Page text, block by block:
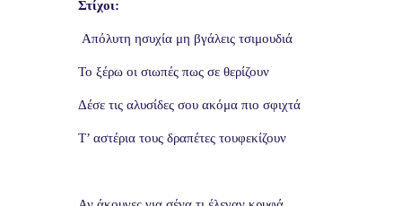
Στίχοι:
Απόλυτη ησυχία μη βγάλεις τσιμουδιά
Το ξέρω οι σιωπές πως σε θερίζουν
Δέσε τις αλυσίδες σου ακόμα πιο σφιχτά
Τ’ αστέρια τους δραπέτες τουφεκίζουν